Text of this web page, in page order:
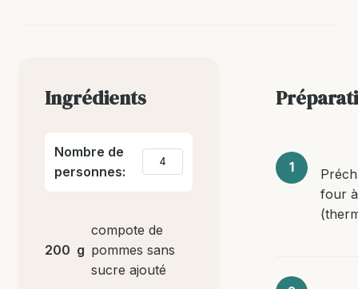
Ingrédients
Nombre de
personnes:
200 g
compote de
pommes sans
sucre ajouté
four à